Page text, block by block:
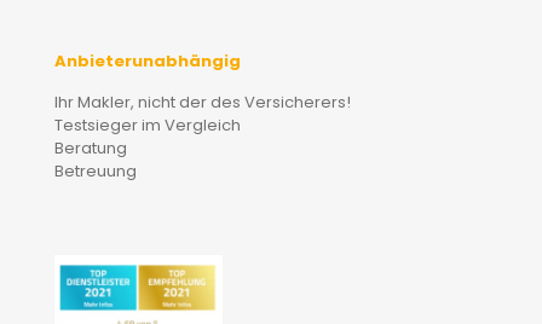
Anbieterunabhängig
Ihr Makler, nicht der des Versicherers!
Testsieger im Vergleich
Beratung
Betreuung